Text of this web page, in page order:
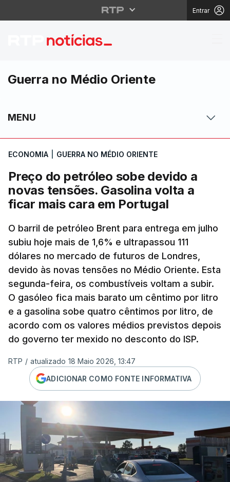
Entrar
Preço do petróleo
Guerra no Médio Oriente
MENU
ECONOMIA GUERRA NO MÉDIO ORIENTE
Preço do petróleo sobe devido a
novas tensões. Gasolina volta a
ficar mais cara em Portugal
O barril de petróleo Brent para entrega em julho
subiu hoje mais de 1,6% e ultrapassou 111
dólares no mercado de futuros de Londres,
devido às novas tensões no Médio Oriente. Esta
segunda-feira, os combustíveis voltam a subir.
O gasóleo fica mais barato um cêntimo por litro
e a gasolina sobe quatro cêntimos por litro, de
acordo com os valores médios previstos depois
do governo ter mexido no desconto do ISP.
RTP / atualizado 18 Maio 2026, 13:47
ADICIONAR COMO FONTE INFORMATIVA